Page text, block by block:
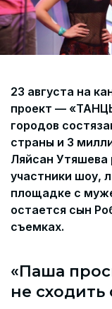
23 августа на
проект —
городов
страны и 3
Ляйсан Утяшева
участники шоу,
площадке с
остается сын
съемках.
«Паша
не сходить
Политика и
персональных